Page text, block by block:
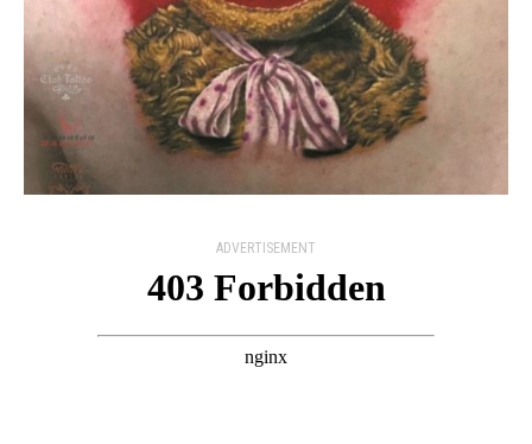
ADVERTISEMENT